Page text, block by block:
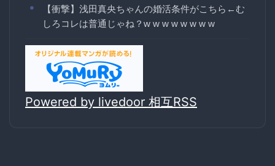
【衝撃】浅田真央ちゃんの婚活条件がこちら←む
しろコレは普通じゃね？w w w w w w w w
Powered by livedoor 相互RSS